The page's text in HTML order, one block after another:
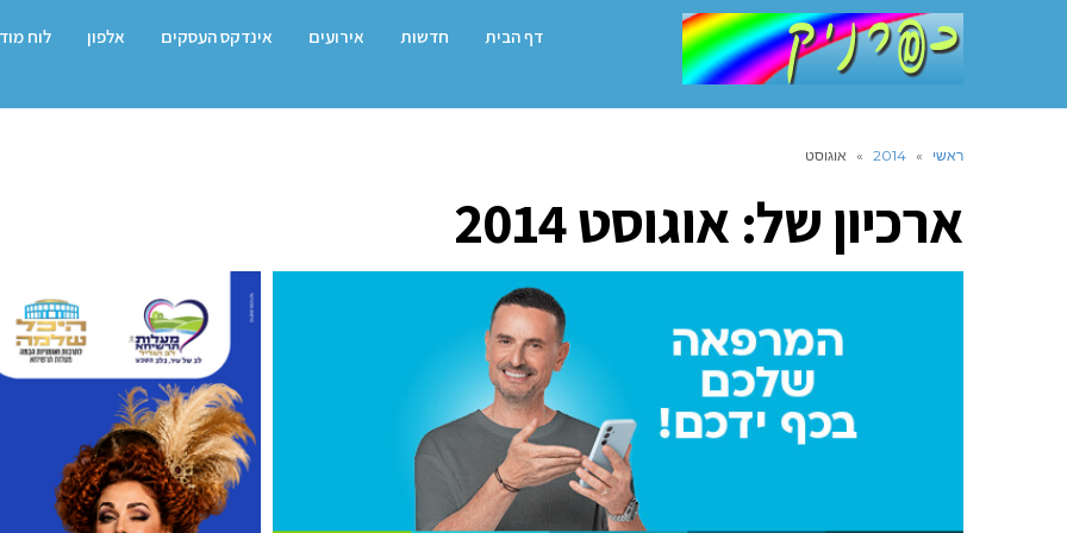
דף הבית חדשות אירועים אינדקס העסקים אלפון לוח
ראשי »
2014
» אוגוסט
ארכיון של: אוגוסט 2014